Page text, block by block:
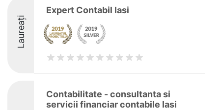
Laureați
Expert Contabil Iasi
Contabilitate - consultanta si
servicii financiar contabile Iasi